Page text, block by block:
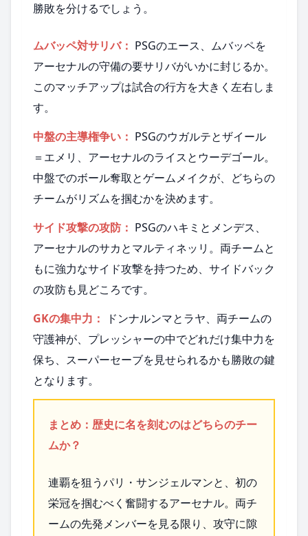
勝敗を分けるでしょう。
ムバッペ対サリバ： PSGのエース、ムバッペを
アーセナルの守備の要サリバがいかに封じるか。
このマッチアップは試合の行方を大きく左右しま
す。
中盤の主導権争い： PSGのウガルテとザイール
＝エメリ、アーセナルのライスとウーデゴール。
中盤でのボール奪取とゲームメイクが、どちらの
チームがリズムを掴むかを決めます。
サイド攻撃の攻防： PSGのハキミとメンデス、
アーセナルのサカとマルティネッリ。両チームと
もに強力なサイド攻撃を持つため、サイドバック
の攻防も見どころです。
GKの集中力：
ドンナルンマとラヤ、両チームの
守護神が、プレッシャーの中でどれだけ集中力を
保ち、スーパーセーブを見せられるかも勝敗の鍵
となります。
まとめ：歴史に名を刻むのはどちらのチー
ムか？
連覇を狙うパリ・サンジェルマンと、初の
栄冠を掴むべく奮闘するアーセナル。両チ
ームの先発メンバーを見る限り、攻守に隙